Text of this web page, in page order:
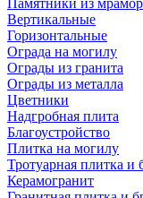
Памятники из
Вертикальные
Горизонтальные
Ограда на могилу
Ограды из гранита
Ограды из металла
Цветники
Надгробная плита
Благоустройство
Плитка на могилу
Тротуарная плитка и
Керамогранит